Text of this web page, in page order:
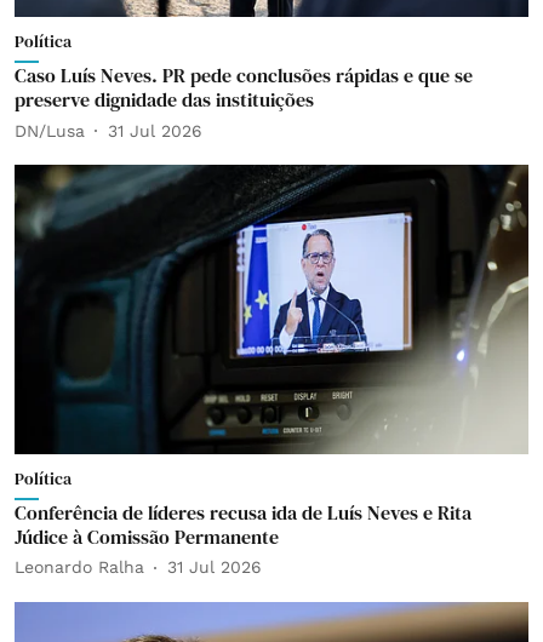
Política
Caso Luís Neves. PR pede conclusões rápidas e que se
preserve dignidade das instituições
DN/Lusa 31 Jul 2026
Política
Conferência de líderes recusa ida de Luís Neves e Rita
Júdice à Comissão Permanente
Leonardo Ralha 31 Jul 2026